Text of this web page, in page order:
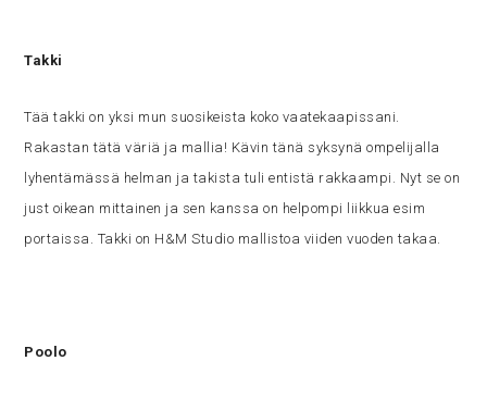
Takki
Tää takki on yksi mun suosikeista koko vaatekaapissani.
Rakastan tätä väriä ja mallia! Kävin tänä syksynä ompelijalla
lyhentämässä helman ja takista tuli entistä rakkaampi. Nyt se on
just oikean mittainen ja sen kanssa on helpompi liikkua esim
portaissa. Takki on H&M Studio mallistoa viiden vuoden takaa.
Poolo